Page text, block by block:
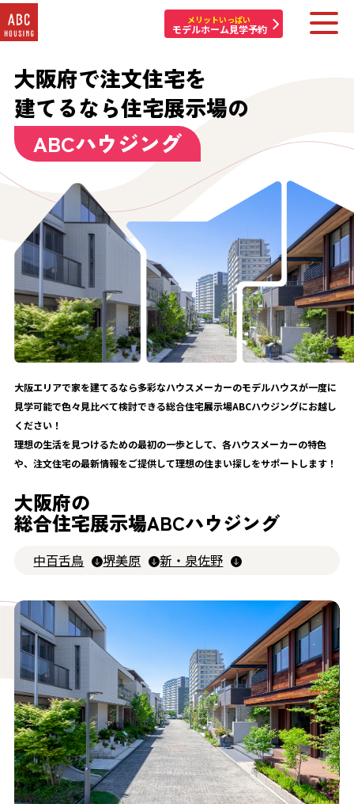
メリットいっぱい
モデルホーム見学予約
住宅展示場・他施設一覧
イベント&プレゼント
モデルハウスを探す
はじめての方へ
住まいづくりコラム・動画
アカウント登録
大阪府で注文住宅を
建てるなら住宅展示場の
ABCハウジング
大阪エリアで家を建てるなら多彩なハウスメーカーのモデルハウスが一度に
見学可能で色々見比べて検討できる総合住宅展示場ABCハウジングにお越し
ください！
理想の生活を見つけるための最初の一歩として、各ハウスメーカーの特色
や、注文住宅の最新情報をご提供して理想の住まい探しをサポートします！
大阪府の
総合住宅展示場ABCハウジング
中百舌鳥 堺美原 新・泉佐野